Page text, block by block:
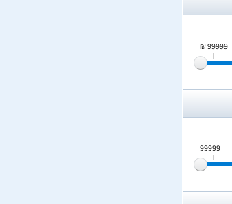
99999 ₪
99999